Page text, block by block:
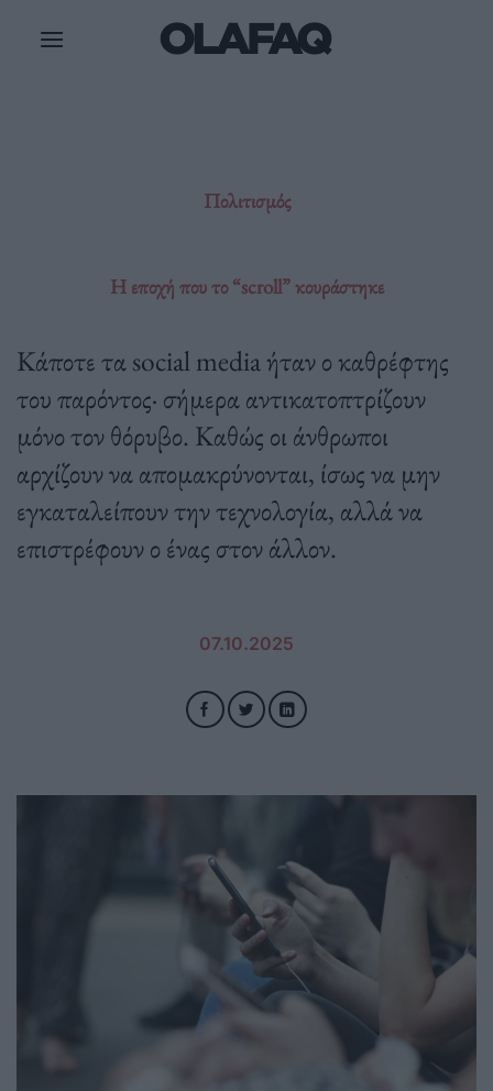
Πολιτισμός
Η εποχή που το “scroll” κουράστηκε
Κάποτε τα social media ήταν ο καθρέφτης
του παρόντος· σήμερα αντικατοπτρίζουν
μόνο τον θόρυβο. Καθώς οι άνθρωποι
αρχίζουν να απομακρύνονται, ίσως να μην
εγκαταλείπουν την τεχνολογία, αλλά να
επιστρέφουν ο ένας στον άλλον.
07.10.2025